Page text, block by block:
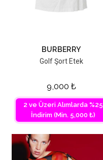
BURBERRY
Golf Şort Etek
9,000 ₺
2 ve Üzeri Alımlarda %25
İndirim (Min. 5,000 ₺)